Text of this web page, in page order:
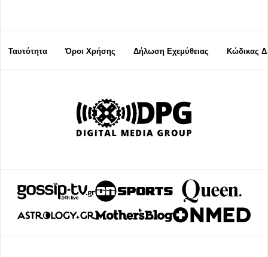
Ταυτότητα Όροι Χρήσης Δήλωση Εχεμύθειας Κώδικας